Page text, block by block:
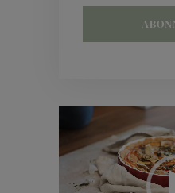
Video-